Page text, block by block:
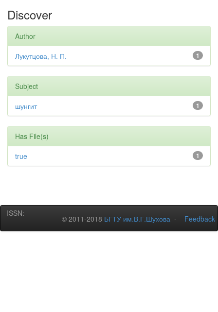
Discover
Author
1
Лукутцова, Н. П.
Subject
1
шунгит
Has File(s)
1
true
ISSN:
© 2011-2018 БГТУ им.В.Г.Шухова - Feedback